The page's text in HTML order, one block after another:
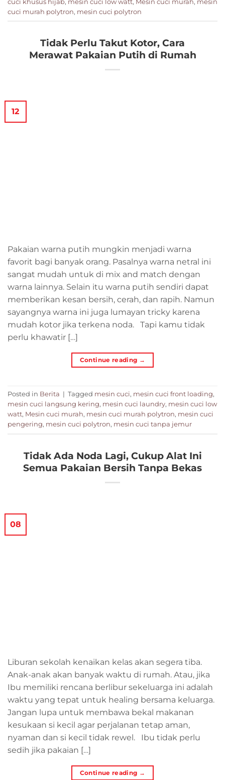
cuci murah polytron, mesin cuci polytron
Tidak Perlu Takut Kotor, Cara
Merawat Pakaian Putih di Rumah
12
Pakaian warna putih mungkin menjadi warna
favorit bagi banyak orang. Pasalnya warna netral ini
sangat mudah untuk di mix and match dengan
warna lainnya. Selain itu warna putih sendiri dapat
memberikan kesan bersih, cerah, dan rapih. Namun
sayangnya warna ini juga lumayan tricky karena
mudah kotor jika terkena noda. Tapi kamu tidak
perlu khawatir […]
Continue reading →
Posted in Berita | Tagged mesin cuci, mesin cuci front loading,
mesin cuci langsung kering, mesin cuci laundry, mesin cuci low
watt, Mesin cuci murah, mesin cuci murah polytron, mesin cuci
pengering, mesin cuci polytron, mesin cuci tanpa jemur
Tidak Ada Noda Lagi, Cukup Alat Ini
Semua Pakaian Bersih Tanpa Bekas
08
Liburan sekolah kenaikan kelas akan segera tiba.
Anak-anak akan banyak waktu di rumah. Atau, jika
Ibu memiliki rencana berlibur sekeluarga ini adalah
waktu yang tepat untuk healing bersama keluarga.
Jangan lupa untuk membawa bekal makanan
kesukaan si kecil agar perjalanan tetap aman,
nyaman dan si kecil tidak rewel. Ibu tidak perlu
sedih jika pakaian […]
Continue reading →